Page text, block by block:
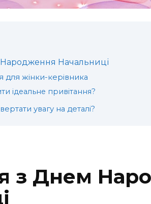
Начальниці
для жінки-керівника
ідеальне привітання?
увагу на деталі?
з Днем